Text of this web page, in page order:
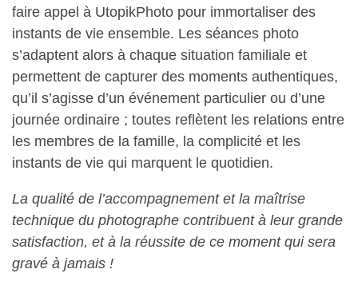
faire appel à UtopikPhoto pour immortaliser des
instants de vie ensemble. Les séances photo
s’adaptent alors à chaque situation familiale et
permettent de capturer des moments authentiques,
qu’il s’agisse d’un événement particulier ou d’une
journée ordinaire ; toutes reflètent les relations entre
les membres de la famille, la complicité et les
instants de vie qui marquent le quotidien.
La qualité de l’accompagnement et la maîtrise
technique du photographe contribuent à leur grande
satisfaction, et à la réussite de ce moment qui sera
gravé à jamais !